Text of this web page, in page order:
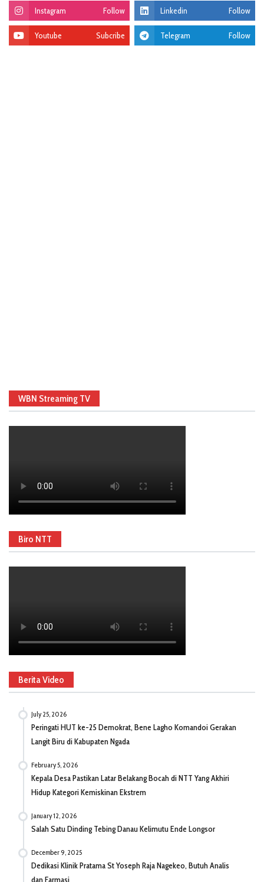
Instagram Follow Linkedin Follow
Youtube Subcribe Telegram Follow
WBN Streaming TV
Biro NTT
Berita Video
July 25, 2026
Peringati HUT ke-25 Demokrat, Bene Lagho Komandoi Gerakan
Langit Biru di Kabupaten Ngada
February 5, 2026
Kepala Desa Pastikan Latar Belakang Bocah di NTT Yang Akhiri
Hidup Kategori Kemiskinan Ekstrem
January 12, 2026
Salah Satu Dinding Tebing Danau Kelimutu Ende Longsor
December 9, 2025
Dedikasi Klinik Pratama St Yoseph Raja Nagekeo, Butuh Analis